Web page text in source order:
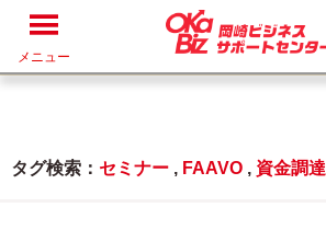
メニュー
タグ検索： セミナー , FAAVO , 資金調達